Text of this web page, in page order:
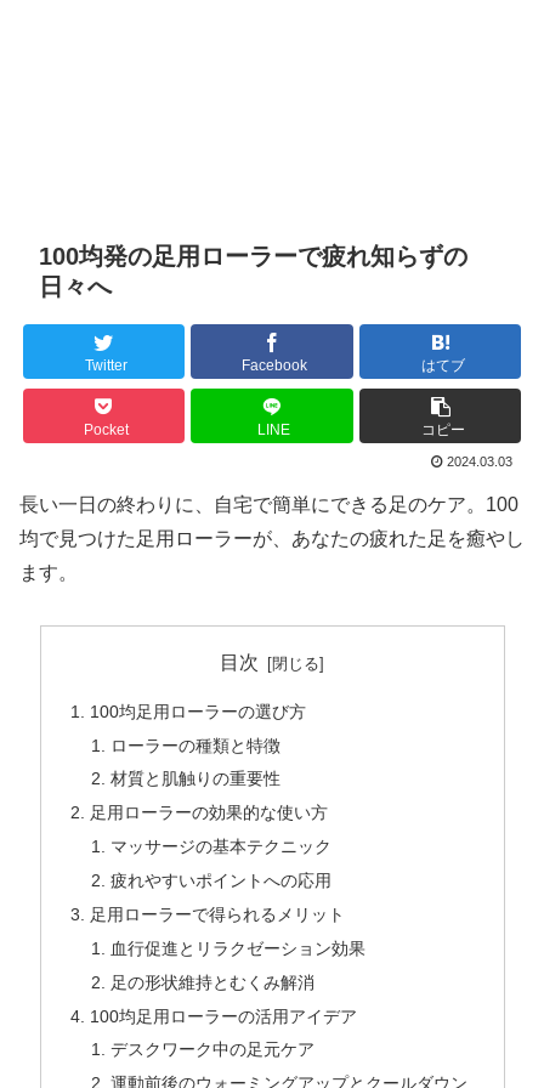
100均発の足用ローラーで疲れ知らずの
日々へ
Twitter Facebook はてブ
Pocket LINE コピー
2024.03.03
長い一日の終わりに、自宅で簡単にできる足のケア。100
均で見つけた足用ローラーが、あなたの疲れた足を癒やし
ます。
目次
100均足用ローラーの選び方
ローラーの種類と特徴
材質と肌触りの重要性
足用ローラーの効果的な使い方
マッサージの基本テクニック
疲れやすいポイントへの応用
足用ローラーで得られるメリット
血行促進とリラクゼーション効果
足の形状維持とむくみ解消
100均足用ローラーの活用アイデア
デスクワーク中の足元ケア
運動前後のウォーミングアップとクールダウン